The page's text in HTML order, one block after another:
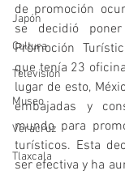
Japón
Cultura
Televisión
Museo
Veracruz
Tlaxcala
de promoción
se decidió
Promoción
que tenía 23
lugar de esto,
embajadas y
mundo para
turísticos. Esta
ser efectiva y ha